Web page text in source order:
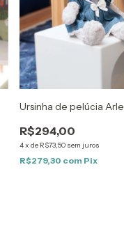
Ursinha de pelúcia
R$294,00
4xde R$73,50 sem juros
R$279,30 com Pix